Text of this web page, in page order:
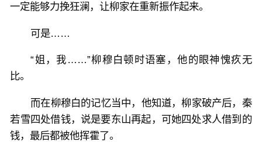
一定能够力挽狂澜，让柳家在重新振作起来。
可是……
“姐，我……”柳穆白顿时语塞，他的眼神愧疚无
比。
而在柳穆白的记忆当中，他知道，柳家破产后，秦
若雪四处借钱，说是要东山再起，可她四处求人借到的
钱，最后都被他挥霍了。